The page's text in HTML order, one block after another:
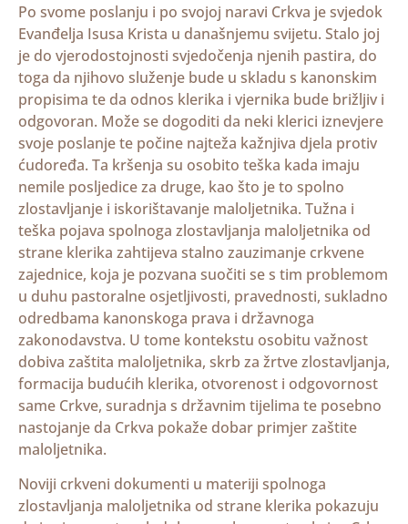
Po svome poslanju i po svojoj naravi Crkva je svjedok
Evanđelja Isusa Krista u današnjemu svijetu. Stalo joj
je do vjerodostojnosti svjedočenja njenih pastira, do
toga da njihovo služenje bude u skladu s kanonskim
propisima te da odnos klerika i vjernika bude brižljiv i
odgovoran. Može se dogoditi da neki klerici iznevjere
svoje poslanje te počine najteža kažnjiva djela protiv
ćudoređa. Ta kršenja su osobito teška kada imaju
nemile posljedice za druge, kao što je to spolno
zlostavljanje i iskorištavanje maloljetnika. Tužna i
teška pojava spolnoga zlostavljanja maloljetnika od
strane klerika zahtijeva stalno zauzimanje crkvene
zajednice, koja je pozvana suočiti se s tim problemom
u duhu pastoralne osjetljivosti, pravednosti, sukladno
odredbama kanonskoga prava i državnoga
zakonodavstva. U tome kontekstu osobitu važnost
dobiva zaštita maloljetnika, skrb za žrtve zlostavljanja,
formacija budućih klerika, otvorenost i odgovornost
same Crkve, suradnja s državnim tijelima te posebno
nastojanje da Crkva pokaže dobar primjer zaštite
maloljetnika.
Noviji crkveni dokumenti u materiji spolnoga
zlostavljanja maloljetnika od strane klerika pokazuju